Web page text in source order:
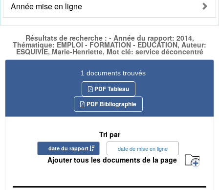
Année mise en ligne
Résultats de recherche : - Année du rapport: 2014,
Thématique: EMPLOI - FORMATION - EDUCATION, Auteur:
ESQUIVIE, Marie-Henriette, Mot clé: service déconcentré
1 documents trouvés
PDF Tableau
PDF Bibliographie
Tri par
date du rapport date de mise en ligne
Ajouter tous les documents de la page